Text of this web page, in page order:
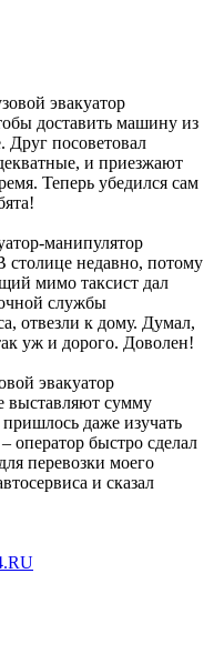
эвакуатор
доставить машину из
посоветовал
и приезжают
Теперь убедился сам
манипулятор
столице недавно, потому
мимо таксист дал
службы
отвезли к дому. Думал,
уж и дорого. Доволен!
эвакуатор
выставляют сумму
даже изучать
оператор быстро сделал
перевозки моего
и сказал